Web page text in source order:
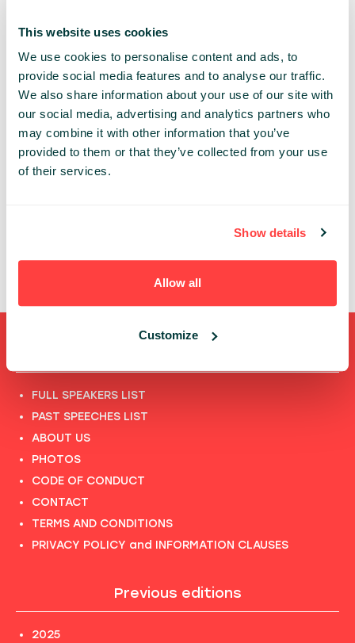
This website uses cookies
We use cookies to personalise content and ads, to
provide social media features and to analyse our traffic.
We also share information about your use of our site with
our social media, advertising and analytics partners who
may combine it with other information that you’ve
provided to them or that they’ve collected from your use
of their services.
Show details
Allow all
Customize
Zapraszam!
LEVEL: Basic Advanced Expert
TRACK: Business & Tech trends Growth
FULL SPEAKERS LIST
PAST SPEECHES LIST
ABOUT US
PHOTOS
CODE OF CONDUCT
CONTACT
TERMS AND CONDITIONS
PRIVACY POLICY and INFORMATION CLAUSES
Previous editions
2025